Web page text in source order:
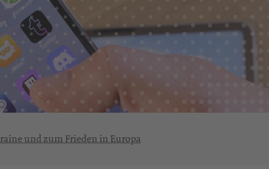
und zum Frieden in Europa